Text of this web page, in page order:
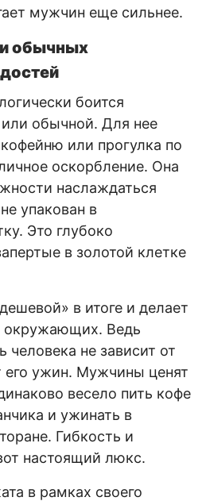
мужчин еще сильнее.
обычных
боится
обычной. Для нее
или прогулка по
оскорбление. Она
наслаждаться
упакован в
Это глубоко
в золотой клетке
в итоге и делает
окружающих. Ведь
человека не зависит от
его ужин. Мужчины ценят
весело пить кофе
и ужинать в
Гибкость и
настоящий люкс.
в рамках своего